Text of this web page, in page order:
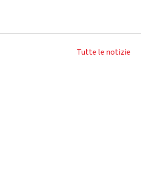
Tutte le notizie